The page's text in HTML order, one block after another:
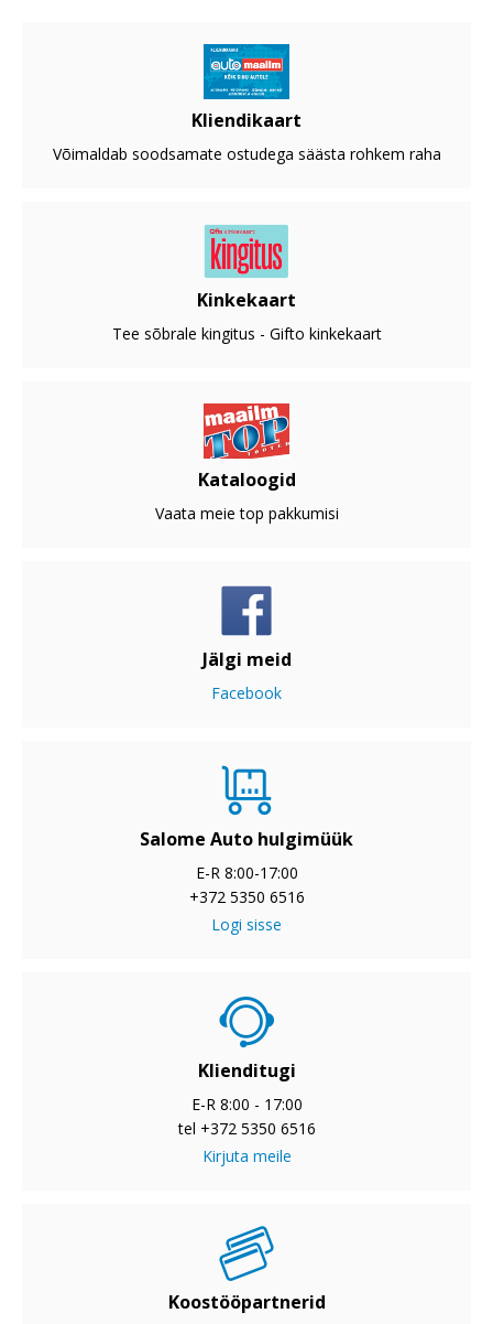
Kliendikaart
Võimaldab soodsamate ostudega säästa rohkem raha
Kinkekaart
Tee sõbrale kingitus - Gifto kinkekaart
Kataloogid
Vaata meie top pakkumisi
Jälgi meid
Facebook
Salome Auto hulgimüük
E-R 8:00-17:00
+372 5350 6516
Logi sisse
Klienditugi
E-R 8:00 - 17:00
tel +372 5350 6516
Kirjuta meile
Koostööpartnerid